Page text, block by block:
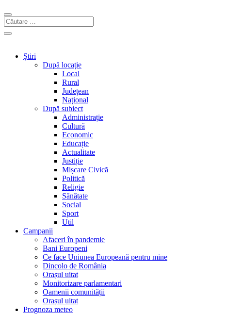
Știri
După locație
Local
Rural
Județean
Național
După subiect
Administrație
Cultură
Economic
Educație
Actualitate
Justiție
Mișcare Civică
Politică
Religie
Sănătate
Social
Sport
Util
Campanii
Afaceri în pandemie
Bani Europeni
Ce face Uniunea Europeană pentru mine
Dincolo de România
Orașul uitat
Monitorizare parlamentari
Oamenii comunității
Orașul uitat
Prognoza meteo